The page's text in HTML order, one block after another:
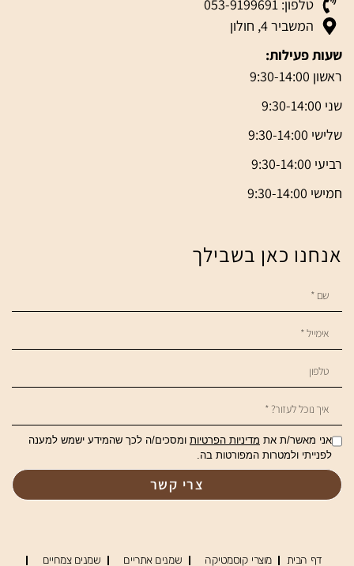
טלפון: 053-9199691
המשביר 4, חולון
שעות פעילות:
ראשון 9:30-14:00
שני 9:30-14:00
שלישי 9:30-14:00
רביעי 9:30-14:00
חמישי 9:30-14:00
אנחנו כאן בשבילך
אני מאשר/ת את מדיניות הפרטיות ומסכים/ה לכך שהמידע ישמש למענה
לפנייתי ולמטרות המפורטות בה.
צרי קשר
דף הבית מוצרי קוסמטיקה שמנים אתריים שמנים צמחיים